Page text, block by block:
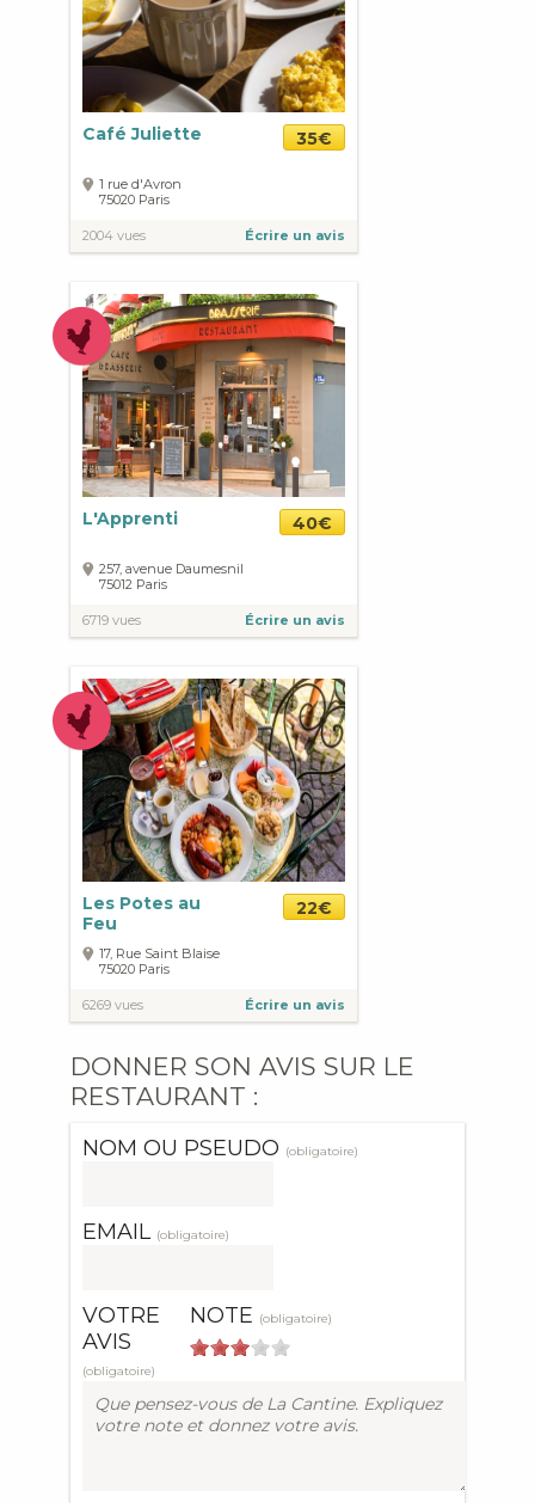
Café Juliette 35€
1 rue d'Avron
75020 Paris
2004 vues Écrire un avis
L'Apprenti 40€
257, avenue Daumesnil
75012 Paris
6719 vues Écrire un avis
Les Potes au
Feu
22€
17, Rue Saint Blaise
75020 Paris
6269 vues Écrire un avis
DONNER SON AVIS SUR LE
RESTAURANT :
NOM OU PSEUDO (obligatoire)
EMAIL (obligatoire)
NOTE (obligatoire)
VOTRE
AVIS
(obligatoire)